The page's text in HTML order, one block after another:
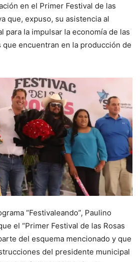
en el Primer Festival de las
que, expuso, su asistencia al
para la impulsar la economía de las
que encuentran en la producción de
“Festivaleando”, Paulino
el “Primer Festival de las Rosas
del esquema mencionado y que
del presidente municipal